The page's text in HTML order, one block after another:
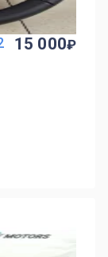
15 000